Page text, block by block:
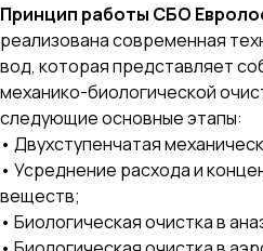
Принцип работы СБО
реализована современная
вод, которая представляет
механико-биологической
следующие основные этапы:
• Двухступенчатая
• Усреднение расхода и
веществ;
• Биологическая очистка в